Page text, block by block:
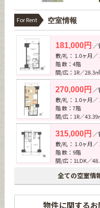
For Rent 空室情報
181,000円 ／
敷/礼： 1.0ヶ月／
階 数：4階
間/広：1R／28.3㎡
270,000円 ／
敷/礼： 1.0ヶ月／
階 数：7階
間/広：1R／43.39
315,000円 ／
敷/礼： 1.0ヶ月／
階 数：9階
間/広：1LDK／
全ての空室
物件に関する